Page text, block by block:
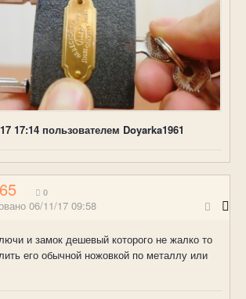
17:14 пользователем Doyarka1961
0
06/11/17 09:58
и замок дешевый которого не жалко то
его обычной ножовкой по металлу или